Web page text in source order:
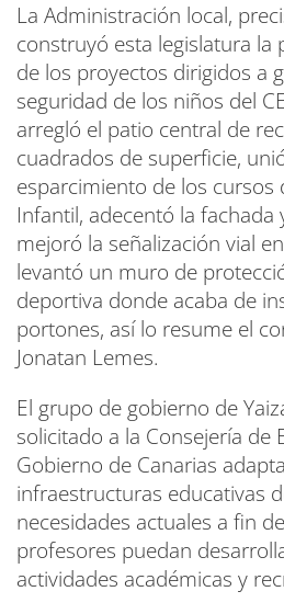
La Administración local,
construyó esta legislatura la
de los proyectos dirigidos a
seguridad de los niños del
arregló el patio central de
cuadrados de superficie,
esparcimiento de los cursos
Infantil, adecentó la fachada
mejoró la señalización vial
levantó un muro de
deportiva donde acaba de
portones, así lo resume el
Jonatan Lemes.
El grupo de gobierno de
solicitado a la Consejería de
Gobierno de Canarias
infraestructuras educativas
necesidades actuales a fin
profesores puedan
actividades académicas y